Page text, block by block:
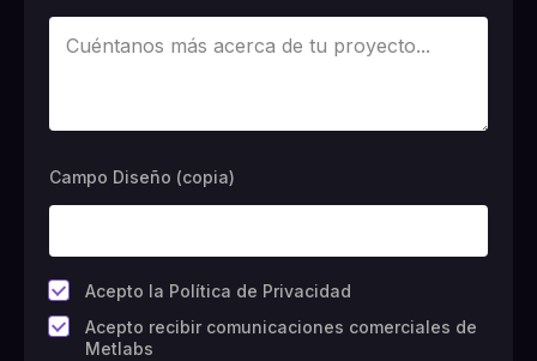
Campo Diseño (copia)
*
Acepto la Política de Privacidad
C
a
Acepto recibir comunicaciones comerciales de
Metlabs